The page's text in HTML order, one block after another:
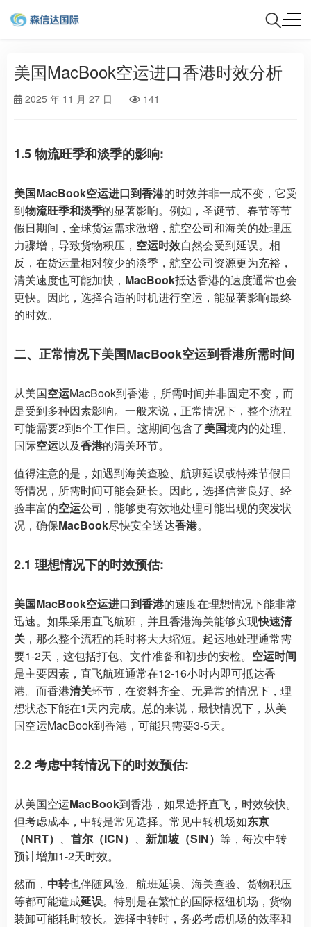
美国MacBook空运进口香港时效分析
2025 年 11 月 27 日 141
1.5 物流旺季和淡季的影响:
美国MacBook空运进口到香港的时效并非一成不变，它受
到物流旺季和淡季的显著影响。例如，圣诞节、春节等节
假日期间，全球货运需求激增，航空公司和海关的处理压
力骤增，导致货物积压， 空运时效自然会受到延误。相
反，在货运量相对较少的淡季，航空公司资源更为充裕，
清关速度也可能加快， MacBook抵达香港的速度通常也会
更快。因此，选择合适的时机进行空运，能显著影响最终
的时效。
二、正常情况下美国MacBook空运到香港所需时间
从美国空运MacBook到香港，所需时间并非固定不变，而
是受到多种因素影响。一般来说，正常情况下，整个流程
可能需要2到5个工作日。这期间包含了美国境内的处理、
国际空运以及香港的清关环节。
值得注意的是，如遇到海关查验、航班延误或特殊节假日
等情况，所需时间可能会延长。因此，选择信誉良好、经
验丰富的空运公司，能够更有效地处理可能出现的突发状
况，确保MacBook尽快安全送达香港。
2.1 理想情况下的时效预估:
美国MacBook空运进口到香港的速度在理想情况下能非常
迅速。如果采用直飞航班，并且香港海关能够实现快速清
关 ，那么整个流程的耗时将大大缩短。起运地处理通常需
要1-2天，这包括打包、文件准备和初步的安检。 空运时间
是主要因素，直飞航班通常在12-16小时内即可抵达香
港。而香港清关环节，在资料齐全、无异常的情况下，理
想状态下能在1天内完成。总的来说，最快情况下，从美
国空运MacBook到香港，可能只需要3-5天。
2.2 考虑中转情况下的时效预估:
从美国空运MacBook到香港，如果选择直飞，时效较快。
但考虑成本，中转是常见选择。常见中转机场如东京
（NRT） 、 首尔（ICN） 、 新加坡（SIN） 等，每次中转
预计增加1-2天时效。
然而， 中转也伴随风险。航班延误、海关查验、货物积压
等都可能造成延误。特别是在繁忙的国际枢纽机场，货物
装卸可能耗时较长。选择中转时，务必考虑机场的效率和